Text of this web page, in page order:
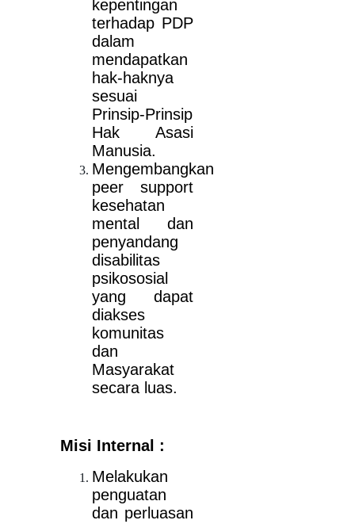
kepentingan
terhadap PDP
dalam
mendapatkan
hak-haknya
sesuai
Prinsip-Prinsip
Hak Asasi
Manusia.
Mengembangkan
peer support
kesehatan
mental dan
penyandang
disabilitas
psikososial
yang dapat
diakses
komunitas
dan
Masyarakat
secara luas.
Misi Internal :
Melakukan
penguatan
dan perluasan